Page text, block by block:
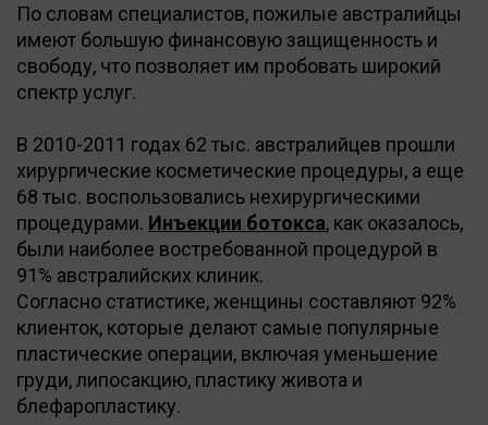
По словам специалистов, пожилые австралийцы
имеют большую финансовую защищенность и
свободу, что позволяет им пробовать широкий
спектр услуг.
В 2010-2011 годах 62 тыс. австралийцев прошли
хирургические косметические процедуры, а еще
68 тыс. воспользовались нехирургическими
процедурами. Инъекции ботокса, как оказалось,
были наиболее востребованной процедурой в
91% австралийских клиник.
Согласно статистике, женщины составляют 92%
клиенток, которые делают самые популярные
пластические операции, включая уменьшение
груди, липосакцию, пластику живота и
блефаропластику.